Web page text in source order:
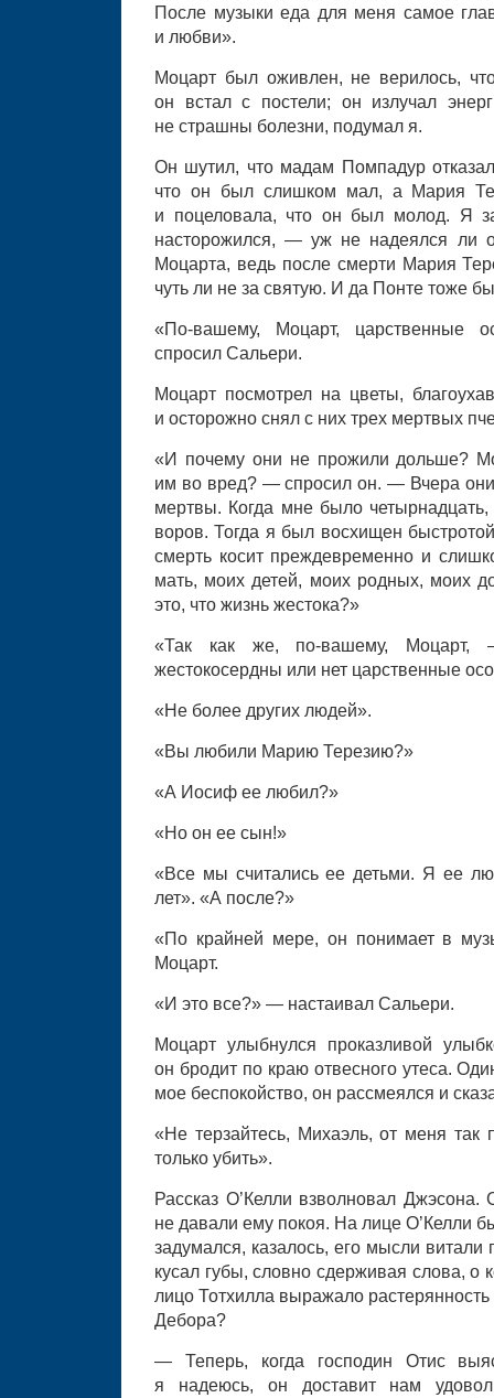
После музыки еда для меня самое
и любви».
Моцарт был оживлен, не верилось,
он встал с постели; он излучал
не страшны болезни, подумал я.
Он шутил, что мадам Помпадур
что он был слишком мал, а Мария
и поцеловала, что он был молод. Я
насторожился, — уж не надеялся ли
Моцарта, ведь после смерти Мария
чуть ли не за святую. И да Понте тоже
«По-вашему, Моцарт, царственные
спросил Сальери.
Моцарт посмотрел на цветы,
и осторожно снял с них трех мертвых
«И почему они не прожили дольше?
им во вред? — спросил он. — Вчера
мертвы. Когда мне было
воров. Тогда я был восхищен
смерть косит преждевременно и
мать, моих детей, моих родных, моих
это, что жизнь жестока?»
«Так как же, по-вашему,
жестокосердны или нет царственные
«Не более других людей».
«Вы любили Марию Терезию?»
«А Иосиф ее любил?»
«Но он ее сын!»
«Все мы считались ее детьми. Я ее
лет». «А после?»
«По крайней мере, он понимает в
Моцарт.
«И это все?» — настаивал Сальери.
Моцарт улыбнулся проказливой
он бродит по краю отвесного утеса.
мое беспокойство, он рассмеялся и
«Не терзайтесь, Михаэль, от меня так
только убить».
Рассказ О’Келли взволновал
не давали ему покоя. На лице О’Келли
задумался, казалось, его мысли витали
кусал губы, словно сдерживая слова, о
лицо Тотхилла выражало
Дебора?
— Теперь, когда господин Отис
я надеюсь, он доставит нам